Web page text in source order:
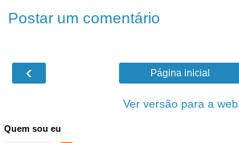
Postar um comentário
‹ Página inicial
Ver versão para a web
Quem sou eu